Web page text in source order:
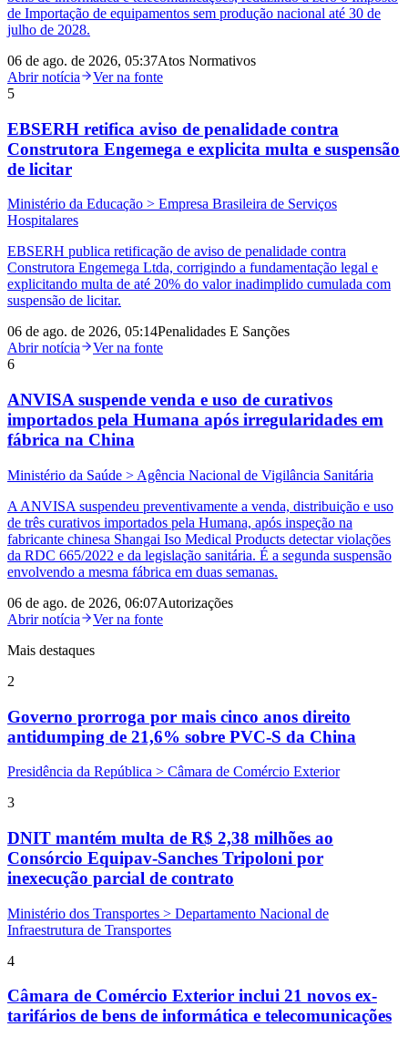
de Importação de equipamentos sem produção nacional até 30 de
julho de 2028.
06 de ago. de 2026, 05:37Atos Normativos
Abrir notícia
Ver na fonte
5
EBSERH retifica aviso de penalidade contra
Construtora Engemega e explicita multa e suspensão
de licitar
Ministério da Educação > Empresa Brasileira de Serviços
Hospitalares
EBSERH publica retificação de aviso de penalidade contra
Construtora Engemega Ltda, corrigindo a fundamentação legal e
explicitando multa de até 20% do valor inadimplido cumulada com
suspensão de licitar.
06 de ago. de 2026, 05:14Penalidades E Sanções
Abrir notícia
Ver na fonte
6
ANVISA suspende venda e uso de curativos
importados pela Humana após irregularidades em
fábrica na China
Ministério da Saúde > Agência Nacional de Vigilância Sanitária
A ANVISA suspendeu preventivamente a venda, distribuição e uso
de três curativos importados pela Humana, após inspeção na
fabricante chinesa Shangai Iso Medical Products detectar violações
da RDC 665/2022 e da legislação sanitária. É a segunda suspensão
envolvendo a mesma fábrica em duas semanas.
06 de ago. de 2026, 06:07Autorizações
Abrir notícia
Ver na fonte
Mais destaques
2
Governo prorroga por mais cinco anos direito
antidumping de 21,6% sobre PVC-S da China
Presidência da República > Câmara de Comércio Exterior
3
DNIT mantém multa de R$ 2,38 milhões ao
Consórcio Equipav-Sanches Tripoloni por
inexecução parcial de contrato
Ministério dos Transportes > Departamento Nacional de
Infraestrutura de Transportes
4
Câmara de Comércio Exterior inclui 21 novos ex-
tarifários de bens de informática e telecomunicações